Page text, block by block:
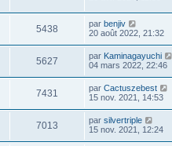
5438 par benjiv
20 août 2022, 21:32
5627 par Kaminagayuchi
04 mars 2022, 22:46
7431 par Cactuszebest
15 nov. 2021, 14:53
7013 par silvertriple
15 nov. 2021, 12:24